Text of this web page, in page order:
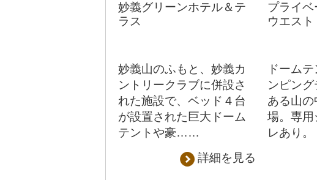
妙義グリーンホテル＆テ
ラス
妙義山のふもと、妙義カ
ントリークラブに併設さ
れた施設で、ベッド４台
が設置された巨大ドーム
テントや豪……
詳細を見る
プライ
ウエスト
ドーム
ンピン
ある山
場。専用
レあり